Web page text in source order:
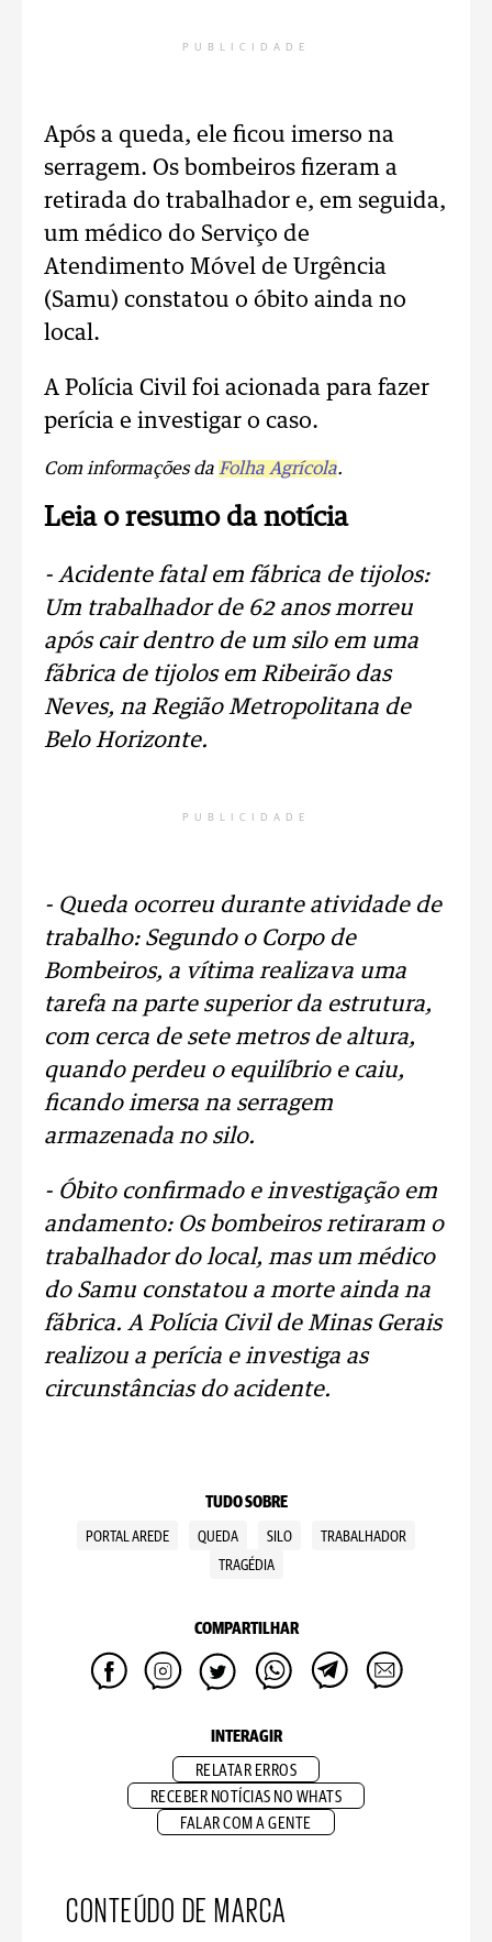
PUBLICIDADE
Após a queda, ele ficou imerso na
serragem. Os bombeiros fizeram a
retirada do trabalhador e, em seguida,
um médico do Serviço de
Atendimento Móvel de Urgência
(Samu) constatou o óbito ainda no
local.
A Polícia Civil foi acionada para fazer
perícia e investigar o caso.
Com informações da Folha Agrícola.
Leia o resumo da notícia
- Acidente fatal em fábrica de tijolos:
Um trabalhador de 62 anos morreu
após cair dentro de um silo em uma
fábrica de tijolos em Ribeirão das
Neves, na Região Metropolitana de
Belo Horizonte.
PUBLICIDADE
- Queda ocorreu durante atividade de
trabalho: Segundo o Corpo de
Bombeiros, a vítima realizava uma
tarefa na parte superior da estrutura,
com cerca de sete metros de altura,
quando perdeu o equilíbrio e caiu,
ficando imersa na serragem
armazenada no silo.
- Óbito confirmado e investigação em
andamento: Os bombeiros retiraram o
trabalhador do local, mas um médico
do Samu constatou a morte ainda na
fábrica. A Polícia Civil de Minas Gerais
realizou a perícia e investiga as
circunstâncias do acidente.
TUDO SOBRE
PORTAL AREDE QUEDA SILO
TRABALHADOR
TRAGÉDIA
COMPARTILHAR
INTERAGIR
RELATAR ERROS
RECEBER NOTÍCIAS NO WHATS
FALAR COM A GENTE
CONTEÚDO DE MARCA